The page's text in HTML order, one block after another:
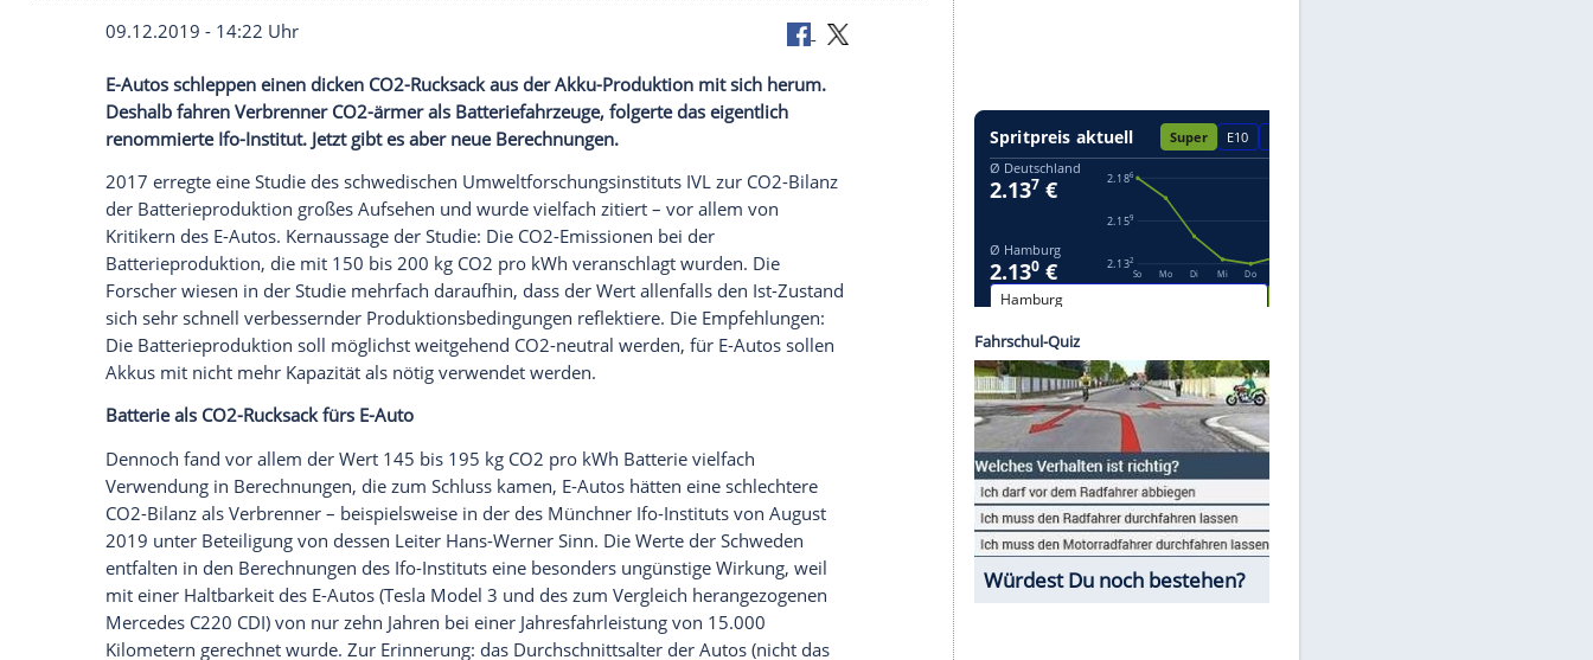
©Daimler AG
Mercedes EQS
09.12.2019 - 14:22 Uhr
E-Autos schleppen einen dicken CO2-Rucksack aus der Akku-Produktion mit sich herum.
Deshalb fahren Verbrenner CO2-ärmer als Batteriefahrzeuge
2017 erregte eine Studie des schwedischen Umweltforschungsinstituts
IVL zur CO2-Bilanz
derBatterieproduktion großes Aufsehen und wurde vielfach zitiert – vor allem von
Kritikern des E-Autos.Kernaussageder Studie: Die CO2-Emissionen bei der
Batterieproduktion, die mit 150 bis 200 kg CO2 pro kWh veranschlagt wurden. Die
Forscherwiesen in der Studie mehrfach daraufhin, dass der Wert allenfalls den Ist-Zustand
sich sehr schnell verbessernder Produktionsbedingungen reflektiere. Die Empfehlungen:
DieBatterieproduktionsoll möglichst weitgehend CO2-neutral werden, für E-Autos sollen